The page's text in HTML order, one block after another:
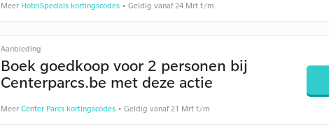
Meer HotelSpecials kortingscodes• Geldig vanaf 24 Mrt t/m
Aanbieding
Boek goedkoop voor 2 personen bij
Centerparcs.be met deze actie
Meer Center Parcs kortingscodes• Geldig vanaf 21 Mrt t/m